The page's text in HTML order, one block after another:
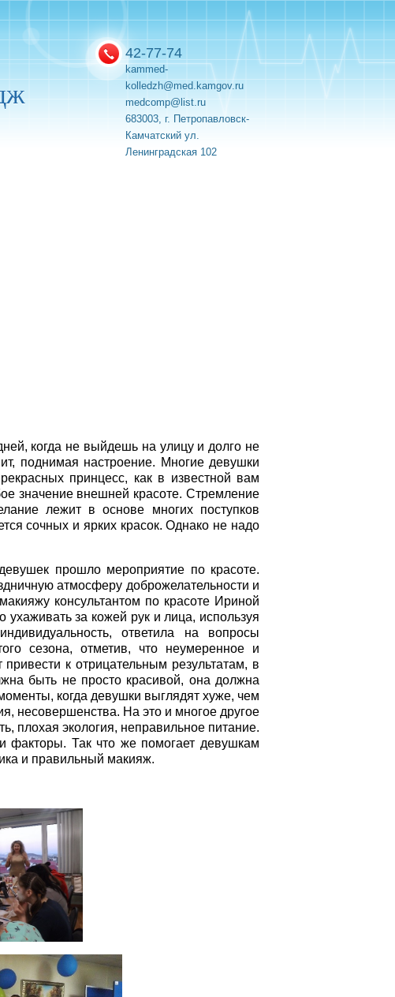
42-77-74
kammed-
kolledzh@med.kamgov.ru
medcomp@list.ru
683003, г. Петропавловск-
Камчатский ул.
Ленинградская 102
когда не выйдешь на улицу и долго не
поднимая настроение. Многие девушки
принцесс, как в известной вам
значение внешней красоте. Стремление
лежит в основе многих поступков
сочных и ярких красок. Однако не надо
прошло мероприятие по красоте.
атмосферу доброжелательности и
консультантом по красоте Ириной
за кожей рук и лица, используя
ответила на вопросы
сезона, отметив, что неумеренное и
к отрицательным результатам, в
быть не просто красивой, она должна
когда девушки выглядят хуже, чем
несовершенства. На это и многое другое
плохая экология, неправильное питание.
факторы. Так что же помогает девушкам
и правильный макияж.